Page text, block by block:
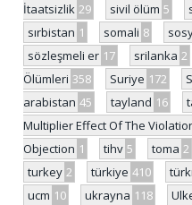
İtaatsizlik 29 sivil ölüm 5
sırbistan 1 somali 8
sözleşmeli er 17 srilanka 2
Ölümleri 358 Suriye 172
arabistan 45 tayland 16
Multiplier Effect Of The
Objection 1 tihv 5 toma 2
turkey 2 türkiye 410
ucm 10 ukrayna 118